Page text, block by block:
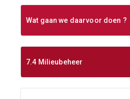
Wat gaan we daarvoor doen ?
7.4 Milieubeheer